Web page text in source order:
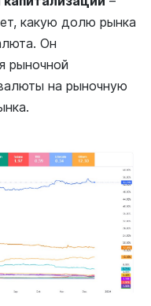
какую долю рынка
Он
рыночной
на рыночную